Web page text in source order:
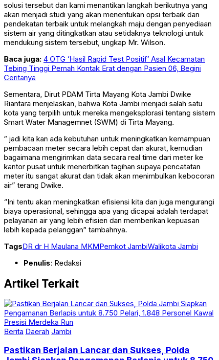
solusi tersebut dan kami menantikan langkah berikutnya yang
akan menjadi studi yang akan menentukan opsi terbaik dan
pendekatan terbaik untuk melangkah maju dengan penyediaan
sistem air yang ditingkatkan atau setidaknya teknologi untuk
mendukung sistem tersebut, ungkap Mr. Wilson.
Baca juga: 4 OTG ‘Hasil Rapid Test Positif’ Asal Kecamatan
Tebing Tinggi Pernah Kontak Erat dengan Pasien 06, Begini
Ceritanya
Sementara, Dirut PDAM Tirta Mayang Kota Jambi Dwike
Riantara menjelaskan, bahwa Kota Jambi menjadi salah satu
kota yang terpilih untuk mereka mengeksplorasi tentang sistem
Smart Water Managemnet (SWM) di Tirta Mayang.
” jadi kita kan ada kebutuhan untuk meningkatkan kemampuan
pembacaan meter secara lebih cepat dan akurat, kemudian
bagaimana mengirimkan data secara real time dari meter ke
kantor pusat untuk menerbitkan tagihan supaya pencatatan
meter itu sangat akurat dan tidak akan menimbulkan kebocoran
air” terang Dwike.
“Ini tentu akan meningkatkan efisiensi kita dan juga mengurangi
biaya operasional, sehingga apa yang dicapai adalah terdapat
pelayanan air yang lebih efisien dan memberikan kepuasan
lebih kepada pelanggan” tambahnya.
TagsDR dr H Maulana MKMPemkot JambiWalikota Jambi
Penulis: Redaksi
Artikel Terkait
Berita Daerah Jambi
Pastikan Berjalan Lancar dan Sukses, Polda